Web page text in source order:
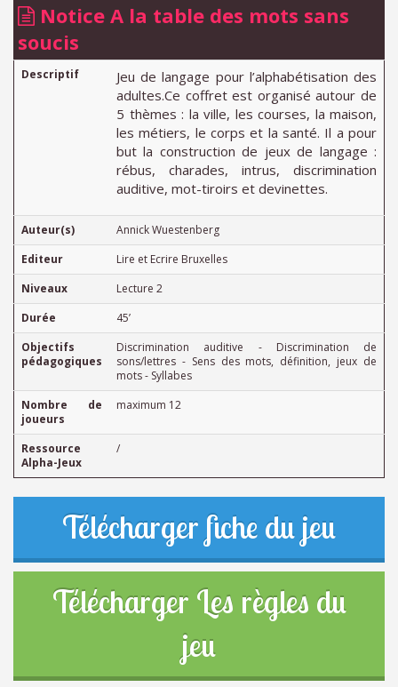
Notice A la table des mots sans
soucis
Descriptif
Jeu de langage pour l’alphabétisation des
adultes.Ce coffret est organisé autour de
5 thèmes : la ville, les courses, la maison,
les métiers, le corps et la santé. Il a pour
but la construction de jeux de langage :
rébus, charades, intrus, discrimination
auditive, mot-tiroirs et devinettes.
Auteur(s)
Annick Wuestenberg
Editeur
Lire et Ecrire Bruxelles
Niveaux
Lecture 2
Durée
45’
Objectifs
pédagogiques
Discrimination auditive - Discrimination de
sons/lettres - Sens des mots, définition, jeux de
mots - Syllabes
Nombre de
joueurs
maximum 12
Ressource
Alpha-Jeux
/
Télécharger fiche du jeu
Télécharger Les règles du
jeu